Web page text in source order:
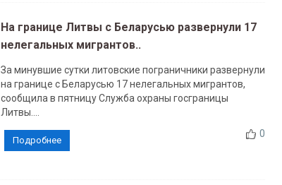
На границе Литвы с Беларусью развернули 17
нелегальных мигрантов..
За минувшие сутки литовские пограничники развернули
на границе с Беларусью 17 нелегальных мигрантов,
сообщила в пятницу Служба охраны госграницы
Литвы....
0
Подробнее